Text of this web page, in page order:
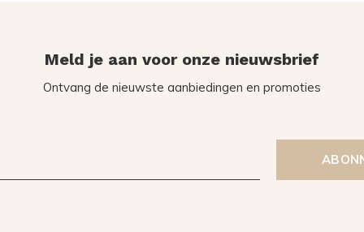
Meld je aan voor onze nieuwsbrief
Ontvang de nieuwste aanbiedingen en promoties